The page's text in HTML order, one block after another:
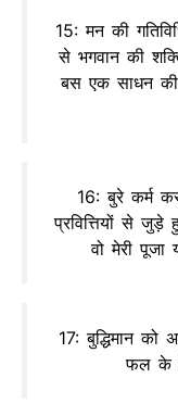
15: मन की
से भगवान की
बस एक साधन की
16: बुरे कर्म
प्रवित्तियों से जुड़े
वो मेरी
17: बुद्धिमान
फल के